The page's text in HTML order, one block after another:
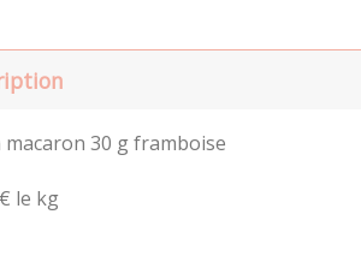
macaron 30 g framboise
le kg